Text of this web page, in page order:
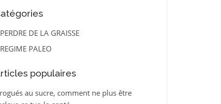
PERDRE DE LA GRAISSE
REGIME PALEO
populaires
au sucre, comment ne plus être